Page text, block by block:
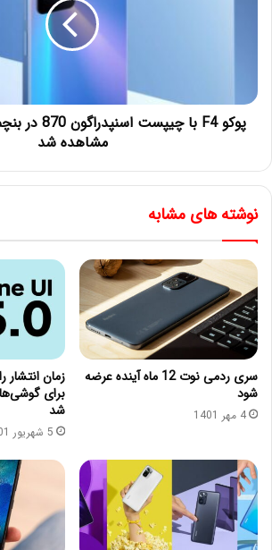
مشاهده شد
نوشته های مشابه
سری ردمی نوت 12 ماه آینده عرضه
شود
4 مهر 1401
برای
شد
5 شهریور 1401